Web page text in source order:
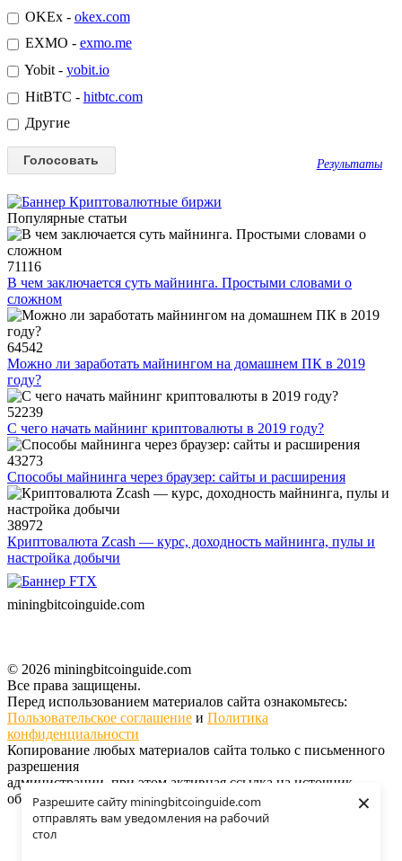
Разрешите сайту miningbitcoinguide.com
отправлять вам уведомления на рабочий
стол
×
OKEx - okex.com
EXMO - exmo.me
Yobit - yobit.io
HitBTC - hitbtc.com
Другие
Результаты
Популярные статьи
71116
В чем заключается суть майнинга. Простыми словами о
сложном
64542
Можно ли заработать майнингом на домашнем ПК в 2019
году?
52239
С чего начать майнинг криптовалюты в 2019 году?
43273
Способы майнинга через браузер: сайты и расширения
38972
Криптовалюта Zcash — курс, доходность майнинга, пулы и
настройка добычи
miningbitcoinguide.com
© 2026 miningbitcoinguide.com
Все права защищены.
Перед использованием материалов сайта ознакомьтесь:
Пользовательское соглашение и Политика
конфиденциальности
Копирование любых материалов сайта только с письменного
разрешения
администрации, при этом активная ссылка на источник
обязательна.
Поддержать проект